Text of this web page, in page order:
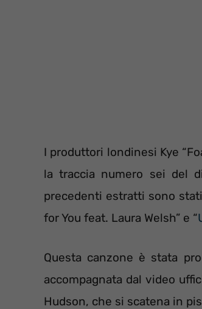
I produttori londinesi Kye
la traccia numero sei del
precedenti estratti sono stati
for You feat. Laura Welsh” e “
Questa canzone è stata
accompagnata dal video
Hudson, che si scatena in